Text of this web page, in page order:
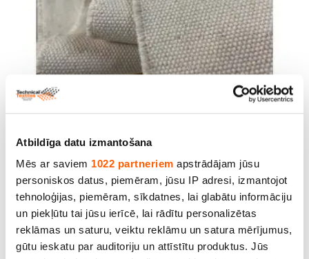
Atbildīga datu izmantošana
Mēs ar saviem 1022 partneriem apstrādājam jūsu
personiskos datus, piemēram, jūsu IP adresi, izmantojot
tehnoloģijas, piemēram, sīkdatnes, lai glabātu informāciju
un piekļūtu tai jūsu ierīcē, lai rādītu personalizētas
reklāmas un saturu, veiktu reklāmu un satura mērījumus,
gūtu ieskatu par auditoriju un attīstītu produktus. Jūs
Audums ''Canvas'', pl.100 cm, bl. 930 g/m2,100 %
kokvilna
Cena līdz 19.90€ *